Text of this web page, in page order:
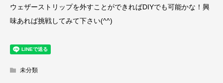
ウェザーストリップを外すことができればDIYでも可能かな！興
味あれば挑戦してみて下さい(^^)
未分類